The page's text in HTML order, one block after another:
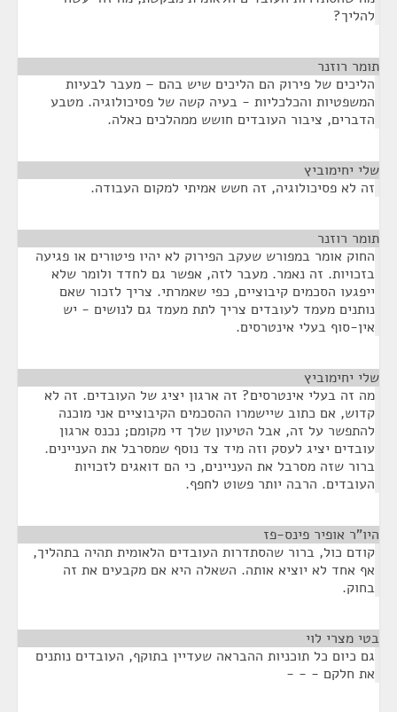
להליך?
תומר רוזנר
הליכים של פירוק הם הליכים שיש בהם – מעבר לבעיות
המשפטיות והכלכליות - בעיה קשה של פסיכולוגיה. מטבע
הדברים, ציבור העובדים חושש ממהלכים כאלה.
שלי יחימוביץ
זה לא פסיכולוגיה, זה חשש אמיתי למקום העבודה.
תומר רוזנר
החוק אומר במפורש שעקב הפירוק לא יהיו פיטורים או פגיעה
בזכויות. זה נאמר. מעבר לזה, אפשר גם לחדד ולומר שלא
ייפגעו הסכמים קיבוציים, כפי שאמרתי. צריך לזכור שאם
נותנים מעמד לעובדים צריך לתת מעמד גם לנושים - יש
אין-סוף בעלי אינטרסים.
שלי יחימוביץ
מה זה בעלי אינטרסים? זה ארגון יציג של העובדים. זה לא
קדוש, אם כתוב שיישמרו ההסכמים הקיבוציים אני מוכנה
להתפשר על זה, אבל הטיעון שלך די מקומם; נכנס ארגון
עובדים יציג לעסק וזה מיד צד נוסף שמסרבל את העניינים.
ברור שזה מסרבל את העניינים, כי הם דואגים לזכויות
העובדים. הרבה יותר פשוט לחפף.
היו"ר אופיר פינס-פז
קודם כול, ברור שהסתדרות העובדים הלאומית תהיה בתהליך,
אף אחד לא יוציא אותה. השאלה היא אם מקבעים את זה
בחוק.
בטי מצרי לוי
גם כיום כל תוכניות ההבראה שעדיין בתוקף, העובדים נותנים
את חלקם - - -